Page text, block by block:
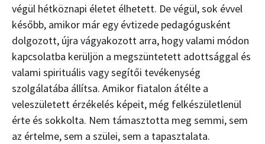
végül hétköznapi életet élhetett. De végül, sok évvel
később, amikor már egy évtizede pedagógusként
dolgozott, újra vágyakozott arra, hogy valami módon
kapcsolatba kerüljön a megszüntetett adottsággal és
valami spirituális vagy segítői tevékenység
szolgálatába állítsa. Amikor fiatalon átélte a
veleszületett érzékelés képeit, még felkészületlenül
érte és sokkolta. Nem támasztotta meg semmi, sem
az értelme, sem a szülei, sem a tapasztalata.